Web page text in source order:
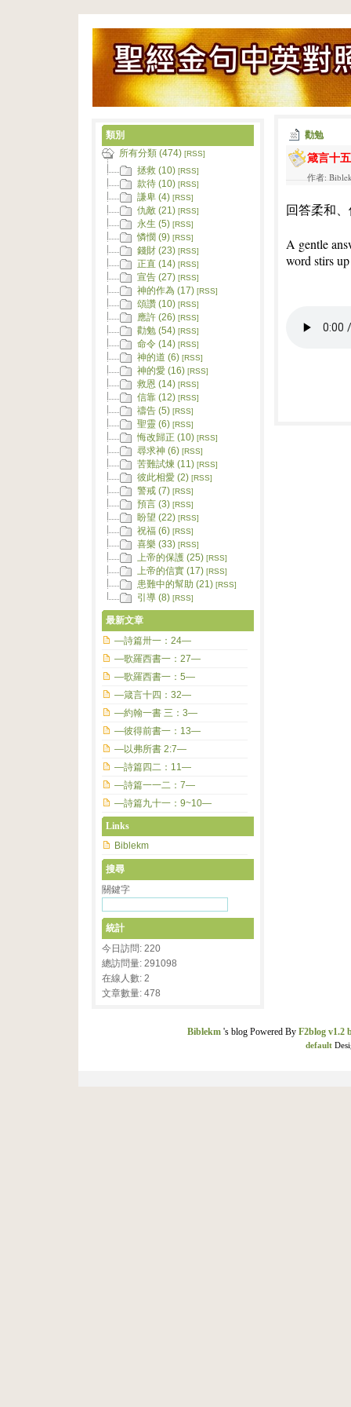
勸勉
箴言十
作者:
回答柔和
A gentle
word stirs
類別
所有分類 (474) [RSS]
拯救 (10) [RSS]
款待 (10) [RSS]
謙卑 (4) [RSS]
仇敵 (21) [RSS]
永生 (5) [RSS]
憐憫 (9) [RSS]
錢財 (23) [RSS]
正直 (14) [RSS]
宣告 (27) [RSS]
神的作為 (17) [RSS]
頌讚 (10) [RSS]
應許 (26) [RSS]
勸勉 (54) [RSS]
命令 (14) [RSS]
神的道 (6) [RSS]
神的愛 (16) [RSS]
救恩 (14) [RSS]
信靠 (12) [RSS]
禱告 (5) [RSS]
聖靈 (6) [RSS]
悔改歸正 (10) [RSS]
尋求神 (6) [RSS]
苦難試煉 (11) [RSS]
彼此相愛 (2) [RSS]
警戒 (7) [RSS]
預言 (3) [RSS]
盼望 (22) [RSS]
祝福 (6) [RSS]
喜樂 (33) [RSS]
上帝的保護 (25) [RSS]
上帝的信實 (17) [RSS]
患難中的幫助 (21) [RSS]
引導 (8) [RSS]
最新文章
—詩篇卅一：24—
—歌羅西書一：27—
—歌羅西書一：5—
—箴言十四：32—
—約翰一書 三：3—
—彼得前書一：13—
—以弗所書 2:7—
—詩篇四二：11—
—詩篇一一二：7—
—詩篇九十一：9~10—
Links
Biblekm
搜尋
關鍵字
統計
今日訪問: 220
總訪問量: 291098
在線人數: 2
文章數量: 478
Biblekm 's blog Powered By F2blog v1.2
default